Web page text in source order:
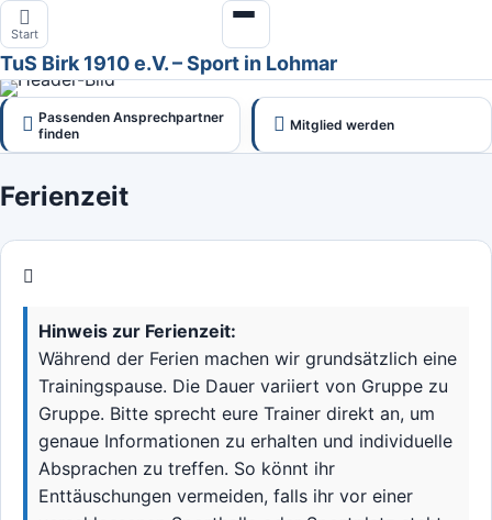
Zum
Inhalt
springen
Start
Menü
öffnen
TuS Birk 1910 e.V. – Sport in Lohmar
Passenden Ansprechpartner
finden
Mitglied werden
Ferienzeit
Hinweis zur Ferienzeit:
Während der Ferien machen wir grundsätzlich eine
Trainingspause. Die Dauer variiert von Gruppe zu
Gruppe. Bitte sprecht eure Trainer direkt an, um
genaue Informationen zu erhalten und individuelle
Absprachen zu treffen. So könnt ihr
Enttäuschungen vermeiden, falls ihr vor einer